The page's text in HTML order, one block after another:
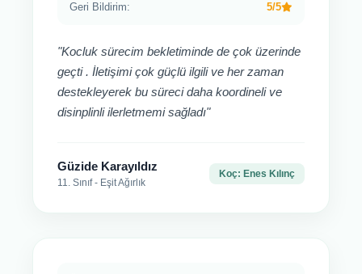
Geri Bildirim:
5/5
"Kocluk sürecim bekletiminde de çok üzerinde
geçti . İletişimi çok güçlü ilgili ve her zaman
destekleyerek bu süreci daha koordineli ve
disinplinli ilerletmemi sağladı"
Güzide Karayıldız
11. Sınıf - Eşit Ağırlık
Koç: Enes Kılınç